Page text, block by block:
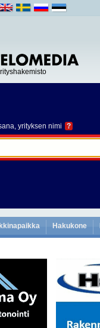
yrityksen nimi ?
Hakukone